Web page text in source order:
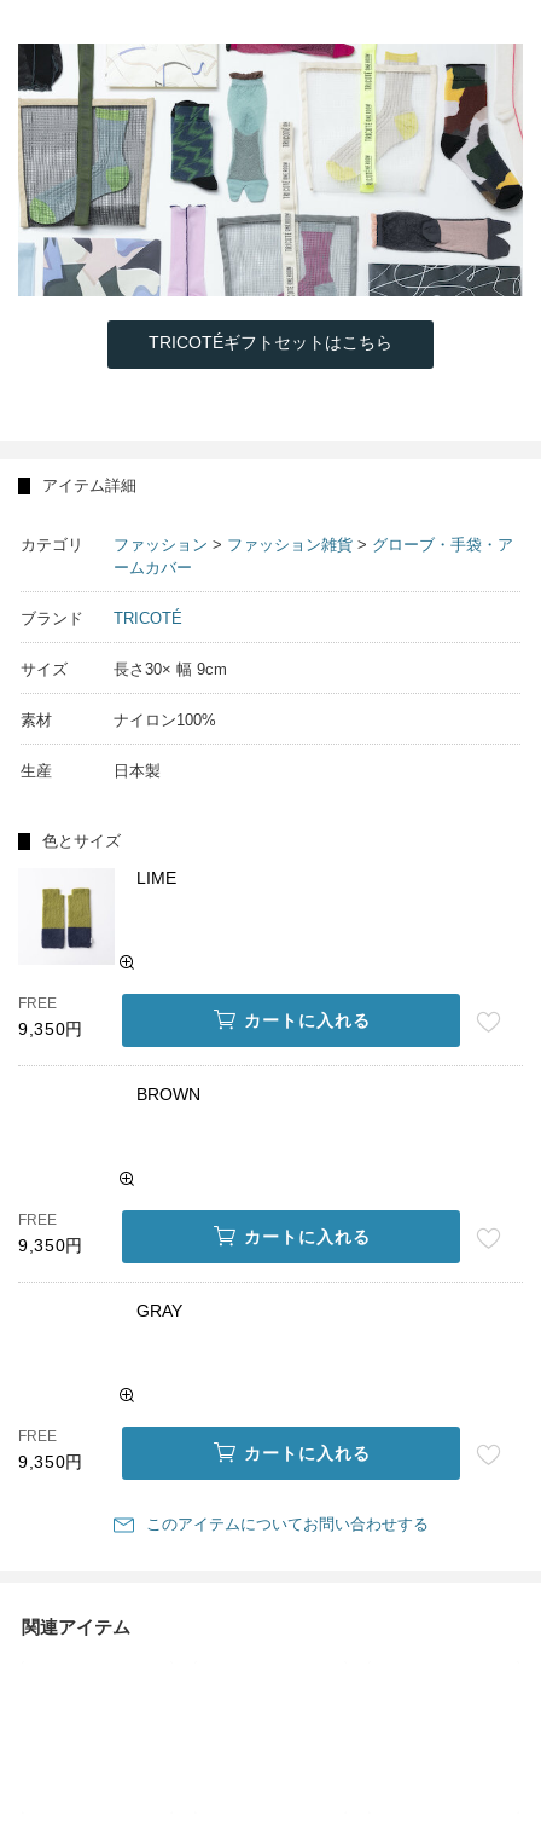
TRICOTÉギフトセットはこちら
アイテム詳細
カテゴリ ファッション > ファッション雑貨 > グローブ・手袋・ア
ームカバー
ブランド TRICOTÉ
サイズ 長さ30× 幅 9cm
素材 ナイロン100%
生産 日本製
色とサイズ
LIME
FREE
9,350円 カートに入れる
BROWN
FREE
9,350円 カートに入れる
GRAY
FREE
9,350円 カートに入れる
このアイテムについてお問い合わせする
関連アイテム